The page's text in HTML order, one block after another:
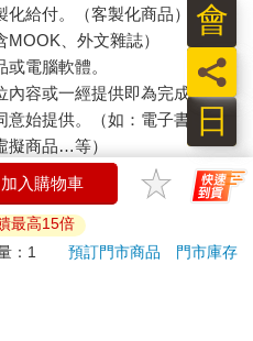
給付。（客製化商品）
、外文雜誌）
電腦軟體。
內容或一經提供即為完成之線
意始提供。（如：電子書、電
擬商品…等）
（如：內衣褲、刮鬍刀、除毛
貨7天的猶豫期（含例假
品恕無法接受單獨退貨）必須
加入購物車
最高15倍
：1 預訂門市商品
門市庫存
日
員
會